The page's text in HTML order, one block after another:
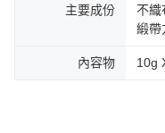
主要成份
不織
緞帶
內容物 10g